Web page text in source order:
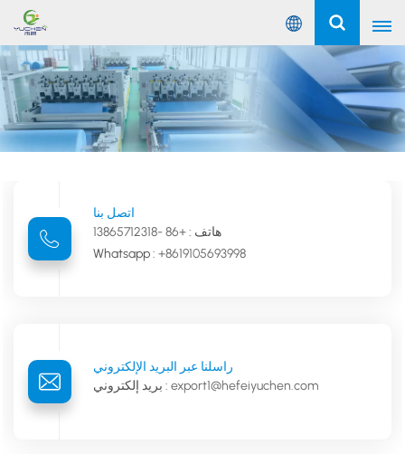
عربي
English
Русский
Português
اتصل بنا
هاتف :+86 -13865712318
Whatsapp : +8619105693998
راسلنا عبر البريد الإلكتروني
بريد إلكتروني : export1@hefeiyuchen.com